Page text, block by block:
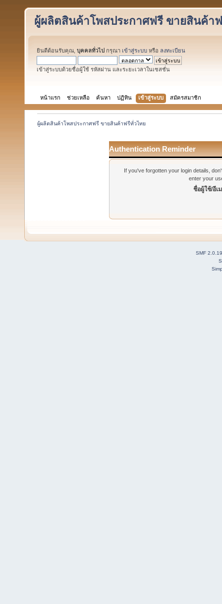
ผู้ผลิตสินค้าโพสประกาศฟรี ขายสินค้า
ยินดีต้อนรับคุณ, บุคคลทั่วไป กรุณา เข้าสู่ระบบ หรือ ลงทะเบียน
เข้าสู่ระบบด้วยชื่อผู้ใช้ รหัสผ่าน และระยะเวลาในเซสชั่น
หน้าแรก ช่วยเหลือ ค้นหา ปฏิทิน เข้าสู่ระบบ สมัครสมาชิก
ผู้ผลิตสินค้าโพสประกาศฟรี ขายสินค้าฟรีทั่วไทย
Authentication Reminder
If you've forgotten your login details,
enter your
ชื่อผู้ใช้/อีเ
SMF 2.0.19